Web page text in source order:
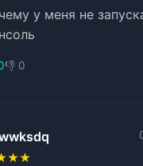
у меня не
👎 0